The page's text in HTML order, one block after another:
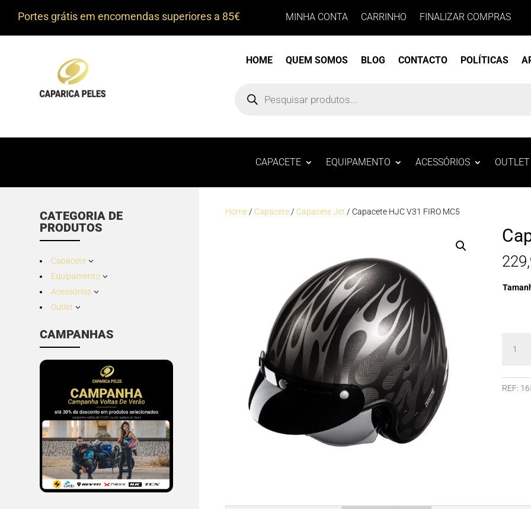
Portes grátis em encomendas superiores a 85€ MINHA CONTA CARRINHO FINALIZAR COMPRAS
HOME QUEM SOMOS BLOG CONTACTO POLÍTICAS
search
CAPACETE EQUIPAMENTO ACESSÓRIOS OUTLET
CATEGORIA DE
PRODUTOS
Capacete 3
Equipamento 3
Acessórios 3
Outlet 3
CAMPANHAS
Home / Capacete / Capacete Jet / Capacete HJC V31 FIRO MC5
HJC
V31
REF: